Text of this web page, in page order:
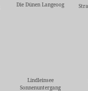
Die Dünen Langeoog
Lindleinsee
Sonnenuntergang